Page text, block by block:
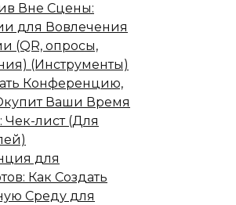
Вне Сцены:
для Вовлечения
(QR, опросы,
(Инструменты)
Конференцию,
Ваши Время
Чек-лист (Для
для
Как Создать
Среду для